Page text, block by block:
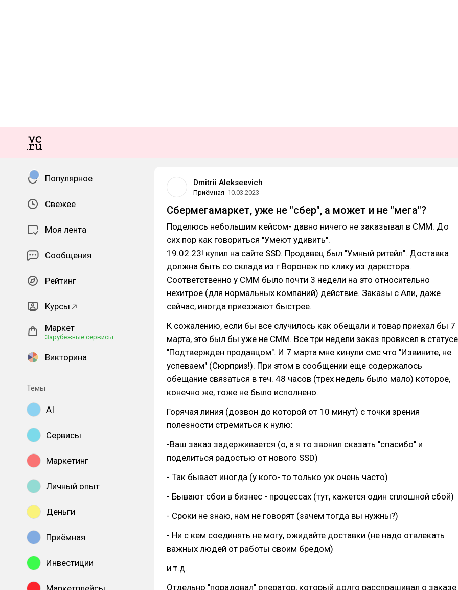
Популярное
Свежее
Моя лента
Сообщения
Рейтинг
Курсы
Маркет
Зарубежные сервисы
Викторина
Темы
AI
Сервисы
Маркетинг
Личный опыт
Деньги
Приёмная
Инвестиции
Dmitrii Alekseevich
Приёмная 10.03.2023
Сбермегамаркет, уже не "сбер", а может и не "мега"?
Поделюсь небольшим кейсом- давно ничего не заказывал в СММ. До
сих пор как говориться "Умеют удивить".
19.02.23! купил на сайте SSD. Продавец был "Умный ритейл". Доставка
должна быть со склада из г Воронеж по клику из даркстора.
Соответственно у СММ было почти 3 недели на это относительно
нехитрое (для нормальных компаний) действие. Заказы с Али, даже
сейчас, иногда приезжают быстрее.
К сожалению, если бы все случилось как обещали и товар приехал бы 7
марта, это был бы уже не СММ. Все три недели заказ провисел в статусе
"Подтвержден продавцом". И 7 марта мне кинули смс что "Извините, не
успеваем" (Сюрприз!). При этом в сообщении еще содержалось
обещание связаться в теч. 48 часов (трех недель было мало) которое,
конечно же, тоже не было исполнено.
Горячая линия (дозвон до которой от 10 минут) с точки зрения
полезности стремиться к нулю:
-Ваш заказ задерживается (о, а я то звонил сказать "спасибо" и
поделиться радостью от нового SSD)
- Так бывает иногда (у кого- то только уж очень часто)
- Бывают сбои в бизнес - процессах (тут, кажется один сплошной сбой)
- Сроки не знаю, нам не говорят (зачем тогда вы нужны?)
- Ни с кем соединять не могу, ожидайте доставки (не надо отвлекать
важных людей от работы своим бредом)
и т.д.
Отдельно "порадовал" оператор, который долго расспрашивал о заказе